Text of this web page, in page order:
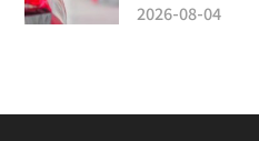
2026-08-04